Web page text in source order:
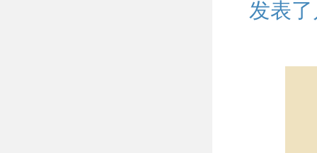
发表